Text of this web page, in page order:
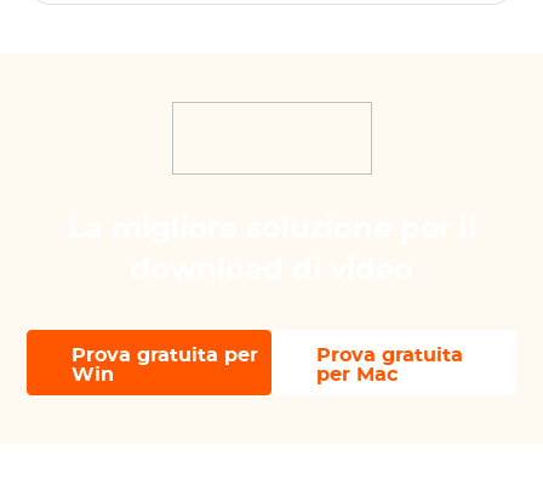
Prova gratuita per
Win
Prova gratuita
per Mac